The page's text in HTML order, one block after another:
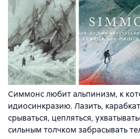
Симмонс любит альпинизм, к
идиосинкразию. Лазить,
срываться, цепляться,
сильным толчком забрасывать